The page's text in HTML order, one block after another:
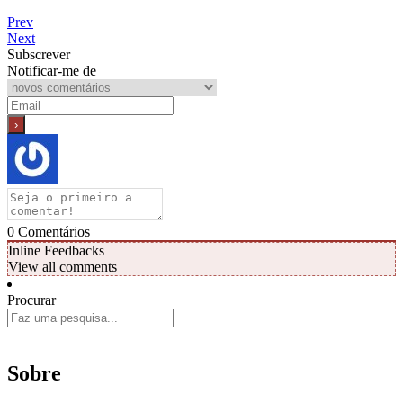
Prev
Next
Subscrever
Notificar-me de
0 Comentários
Inline Feedbacks
View all comments
Procurar
Sobre